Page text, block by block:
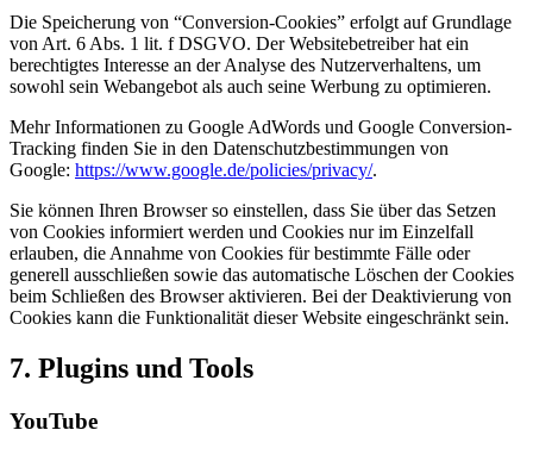
Die Speicherung von “Conversion-Cookies” erfolgt auf Grundlage
von Art. 6 Abs. 1 lit. f DSGVO. Der Websitebetreiber hat ein
berechtigtes Interesse an der Analyse des Nutzerverhaltens, um
sowohl sein Webangebot als auch seine Werbung zu optimieren.
Mehr Informationen zu Google AdWords und Google Conversion-
Tracking finden Sie in den Datenschutzbestimmungen von
Google: https://www.google.de/policies/privacy/.
Sie können Ihren Browser so einstellen, dass Sie über das Setzen
von Cookies informiert werden und Cookies nur im Einzelfall
erlauben, die Annahme von Cookies für bestimmte Fälle oder
generell ausschließen sowie das automatische Löschen der Cookies
beim Schließen des Browser aktivieren. Bei der Deaktivierung von
Cookies kann die Funktionalität dieser Website eingeschränkt sein.
7. Plugins und Tools
YouTube